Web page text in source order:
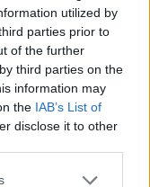
utilized by
parties prior to
of the further
third parties on the
information may
the IAB’s List of
disclose it to other
na druhé straně
a v
doprava mezi
plánováno také
na němž
přemostění Vltavy
přemostění